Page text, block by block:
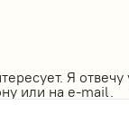
Я
или на e-mail.